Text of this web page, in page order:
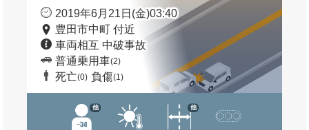
2019年6月21日(金)03:40
豊田市中町 付近
車両相互 中破事故
普通乗用車(2)
死亡(0) 負傷(1)
他 他